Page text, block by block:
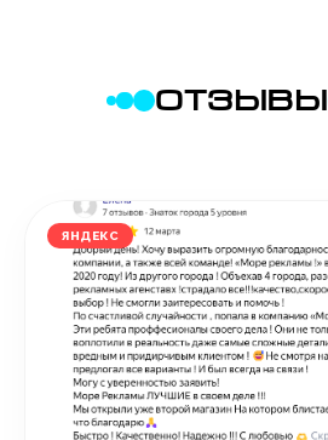
ОТЗЫВЫ
ЯНДЕКС